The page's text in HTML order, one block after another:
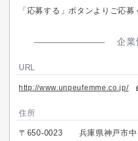
「応募する」ボタンよりご応募
企業
URL
http://www.unpeufemme.co.jp/
住所
〒650-0023 兵庫県神戸市中